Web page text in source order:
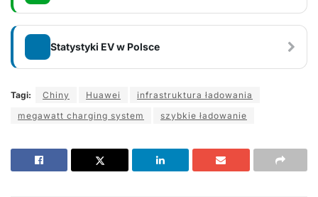
Statystyki EV w Polsce
Tagi: Chiny Huawei
infrastruktura ładowania
megawatt charging system
szybkie ładowanie